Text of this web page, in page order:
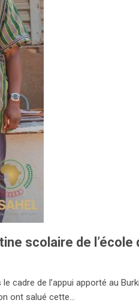
scolaire de l’école
cadre de l’appui apporté au
ont salué cette…